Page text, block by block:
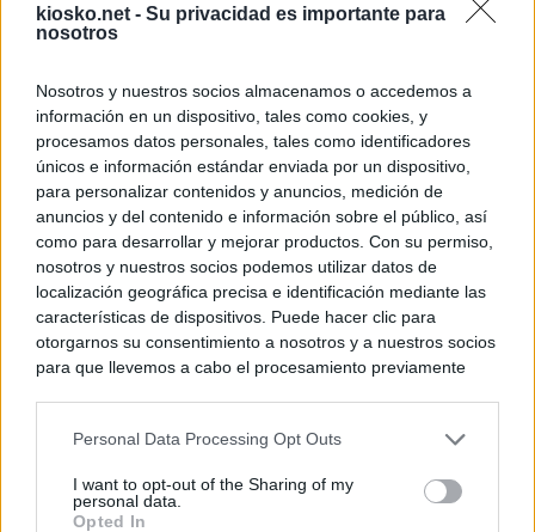
kiosko.net - Su privacidad es importante para
nosotros
Nosotros y nuestros socios almacenamos o accedemos a
información en un dispositivo, tales como cookies, y
procesamos datos personales, tales como identificadores
únicos e información estándar enviada por un dispositivo,
para personalizar contenidos y anuncios, medición de
anuncios y del contenido e información sobre el público, así
como para desarrollar y mejorar productos. Con su permiso,
nosotros y nuestros socios podemos utilizar datos de
localización geográfica precisa e identificación mediante las
características de dispositivos. Puede hacer clic para
otorgarnos su consentimiento a nosotros y a nuestros socios
para que llevemos a cabo el procesamiento previamente
negar su consentimiento. Tenga en cuenta que algún
de su consentimiento, pero usted tiene el derecho de
rechazar tal procesamiento. Sus preferencias se aplicarán
Personal Data Processing Opt Outs
I want to opt-out of the Sharing of my
personal data.
Opted In